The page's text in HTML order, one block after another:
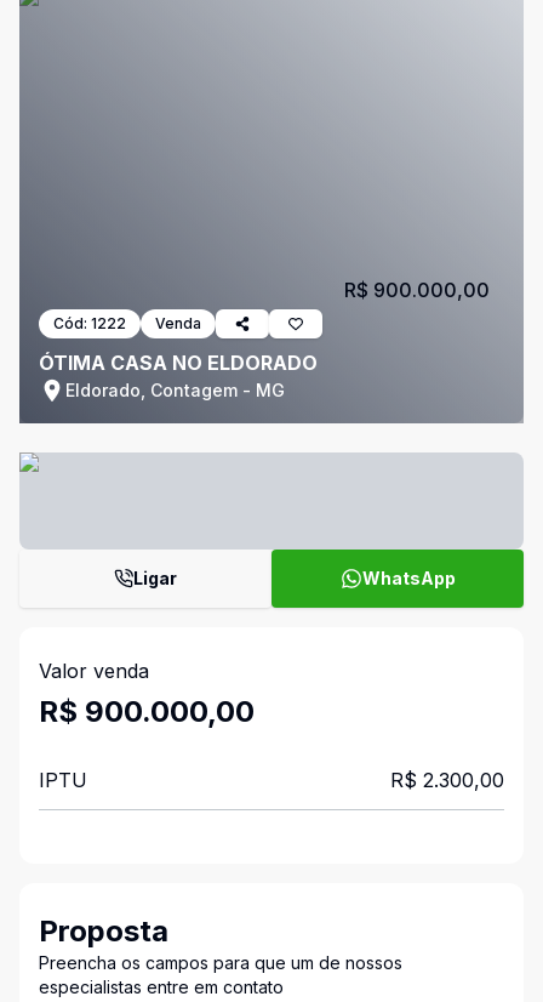
Cód: 1222 Venda
ÓTIMA CASA NO ELDORADO
Eldorado, Contagem - MG
R$ 900.000,00
Ligar WhatsApp
Valor venda
R$ 900.000,00
IPTU R$ 2.300,00
Proposta
Preencha os campos para que um de nossos
especialistas entre em contato